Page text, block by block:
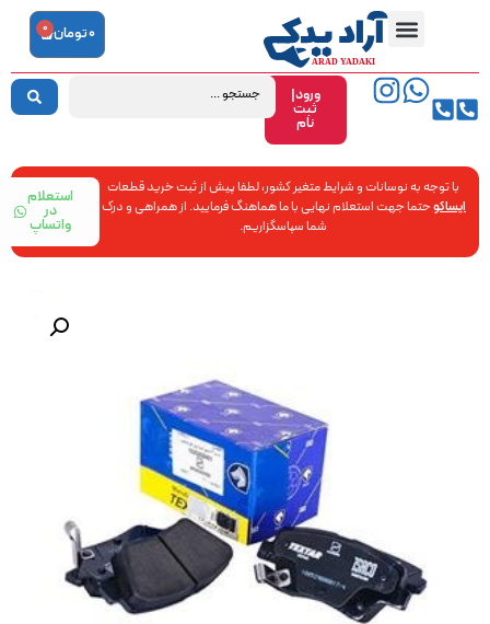
ورود|
ثبت
نام
0تومان 0
با توجه به نوسانات و شرایط متغیر کشور، لطفا پیش از ثبت خرید قطعات
ایساکوحتما جهت استعلام نهایی با ما هماهنگ فرمایید. از همراهی و درک
شما سپاسگزاریم.
استعلام
در
واتساپ